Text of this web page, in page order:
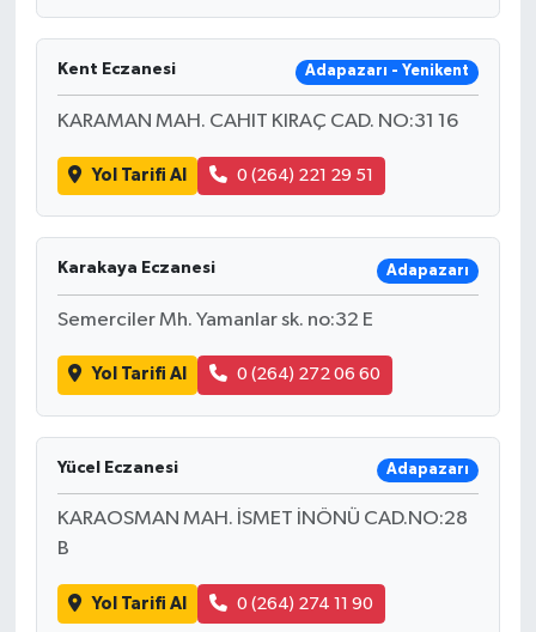
Kent Eczanesi Adapazarı - Yenikent
KARAMAN MAH. CAHIT KIRAÇ CAD. NO:31 16
Yol Tarifi Al 0 (264) 221 29 51
Karakaya Eczanesi Adapazarı
Semerciler Mh. Yamanlar sk. no:32 E
Yol Tarifi Al 0 (264) 272 06 60
Yücel Eczanesi Adapazarı
KARAOSMAN MAH. İSMET İNÖNÜ CAD.NO:28
B
Yol Tarifi Al 0 (264) 274 11 90